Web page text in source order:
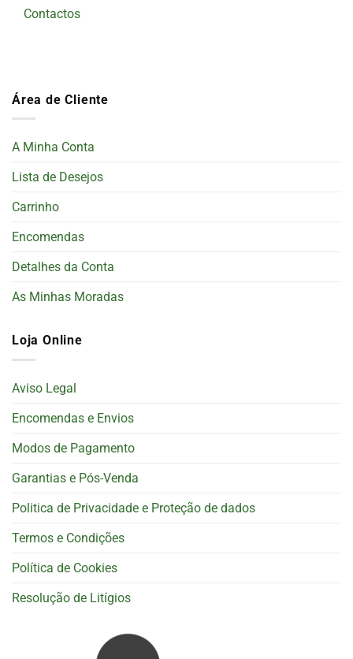
Contactos
Área de Cliente
A Minha Conta
Lista de Desejos
Carrinho
Encomendas
Detalhes da Conta
As Minhas Moradas
Loja Online
Aviso Legal
Encomendas e Envios
Modos de Pagamento
Garantias e Pós-Venda
Politica de Privacidade e Proteção de dados
Termos e Condições
Política de Cookies
Resolução de Litígios